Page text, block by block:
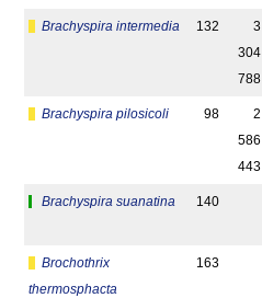
Brachyspira intermedia 132
3
304
788
Brachyspira pilosicoli 98
2
586
443
Brachyspira suanatina 140
Brochothrix
thermosphacta
163